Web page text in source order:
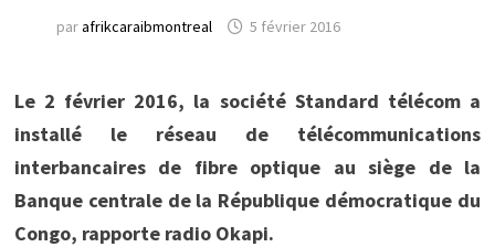
parafrikcaraibmontreal 5 février 2016
Le 2 février 2016, la société Standard télécom a
installé le réseau de télécommunications
interbancaires de fibre optique au siège de la
Banque centrale de la République démocratique du
Congo, rapporte radio Okapi.